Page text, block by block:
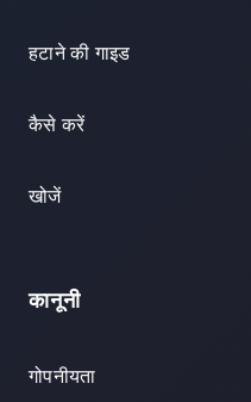
हटाने की गाइड
कैसे करें
खोजें
कानूनी
गोपनीयता